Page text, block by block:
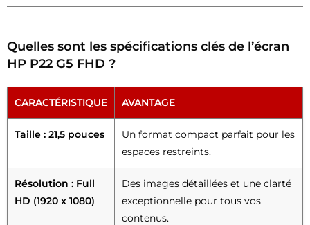
Quelles sont les spécifications clés de l’écran
HP P22 G5 FHD ?
CARACTÉRISTIQUE AVANTAGE
Taille : 21,5 pouces
Un format compact parfait pour les
espaces restreints.
Résolution : Full
HD (1920 x 1080)
Des images détaillées et une clarté
exceptionnelle pour tous vos
contenus.